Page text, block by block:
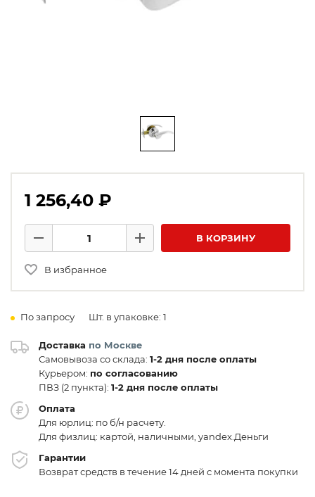
1 256,40 ₽
Минус
Плюс В КОРЗИНУ
В избранное
По запросу Шт. в упаковке: 1
Доставка по Москве
Самовывоза со склада: 1-2 дня после оплаты
Курьером: по согласованию
ПВЗ (2 пункта): 1-2 дня после оплаты
Оплата
Для юрлиц: по б/н расчету.
Для физлиц: картой, наличными, yandex.Деньги
Гарантии
Возврат средств в течение 14 дней с момента покупки